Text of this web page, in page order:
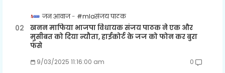
जन आवाज #mlaसंजय पाठक
खनन माफिया भाजपा विधायक संजय पाठक ने एक और
मुसीबत को दिया न्यौता, हाईकोर्ट के जज को फोन कर बुरा
फंसे
9/03/2025 11:16:00 am 0